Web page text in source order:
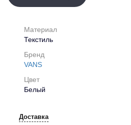
Материал
Текстиль
Бренд
VANS
Цвет
Белый
Доставка